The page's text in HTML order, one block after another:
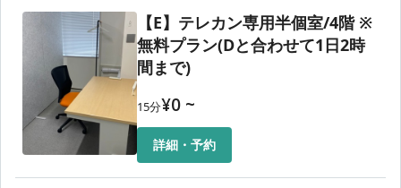
【E】テレカン専用半個室/4階 ※
無料プラン(Dと合わせて1日2時
間まで)
15分¥0 ~
詳細・予約